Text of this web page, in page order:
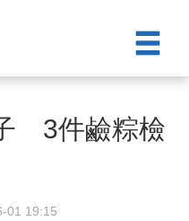
3件鹼粽檢
01 19:15